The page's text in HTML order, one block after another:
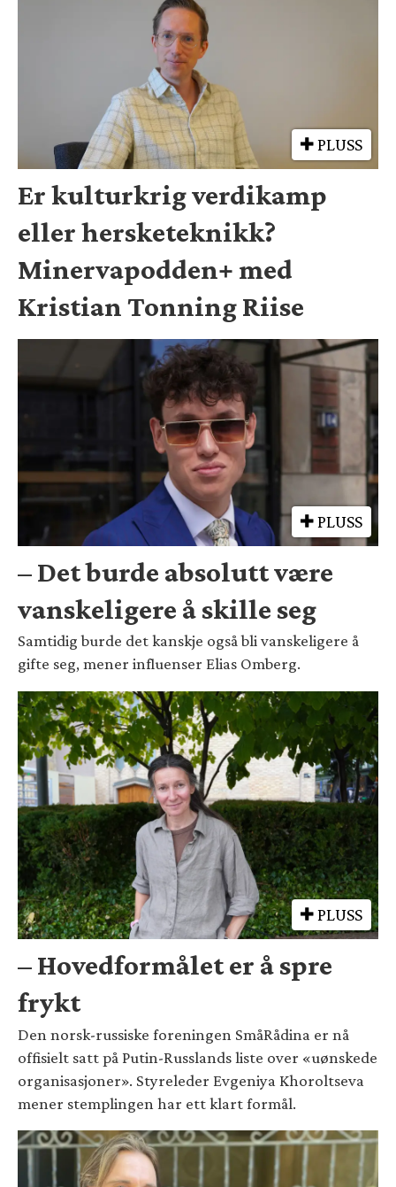
PLUSS
Er kulturkrig verdikamp
eller hersketeknikk?
Minervapodden+ med
Kristian Tonning Riise
PLUSS
– Det burde absolutt være
vanskeligere å skille seg
Samtidig burde det kanskje også bli vanskeligere å
gifte seg, mener influenser Elias Omberg.
PLUSS
– Hovedformålet er å spre
frykt
Den norsk-russiske foreningen SmåRådina er nå
offisielt satt på Putin-Russlands liste over «uønskede
organisasjoner». Styreleder Evgeniya Khoroltseva
mener stemplingen har ett klart formål.